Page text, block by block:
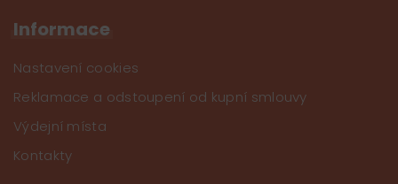
Informace
Nastavení cookies
Reklamace a odstoupení od kupní smlouvy
Výdejní místa
Kontakty